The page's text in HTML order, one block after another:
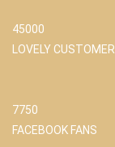
45000
LOVELY
7750
FACEBOOK FANS